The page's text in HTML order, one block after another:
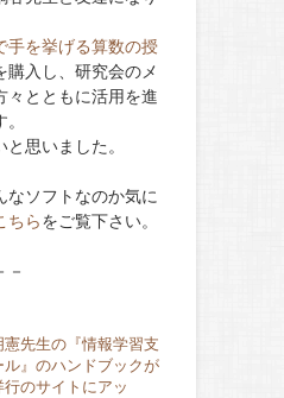
手を挙げる算数の授
購入し、研究会のメ
々とともに活用を進
思いました。
なソフトなのか気に
ちらをご覧下さい。
－
憲先生の『情報学習支
ル』のハンドブックが
行のサイトにアッ